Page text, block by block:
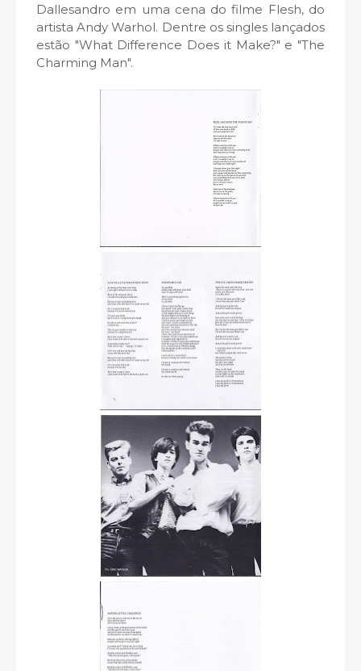
Dallesandro em uma cena do filme Flesh, do
artista Andy Warhol. Dentre os singles lançados
estão "What Difference Does it Make?" e "The
Charming Man".